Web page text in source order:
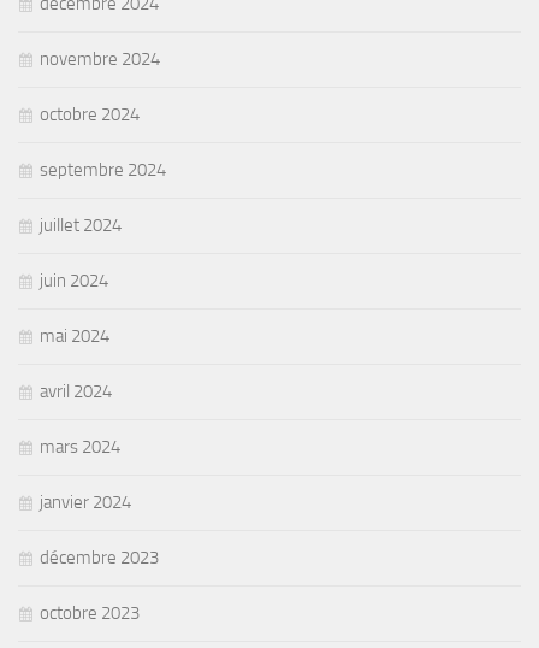
novembre 2024
octobre 2024
septembre 2024
juillet 2024
juin 2024
mai 2024
avril 2024
mars 2024
janvier 2024
décembre 2023
octobre 2023